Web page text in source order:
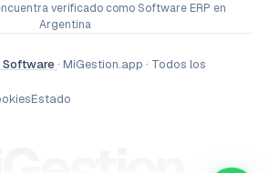
verificado comoSoftware ERP en
Argentina
Software · MiGestion.app · Todos los
Estado